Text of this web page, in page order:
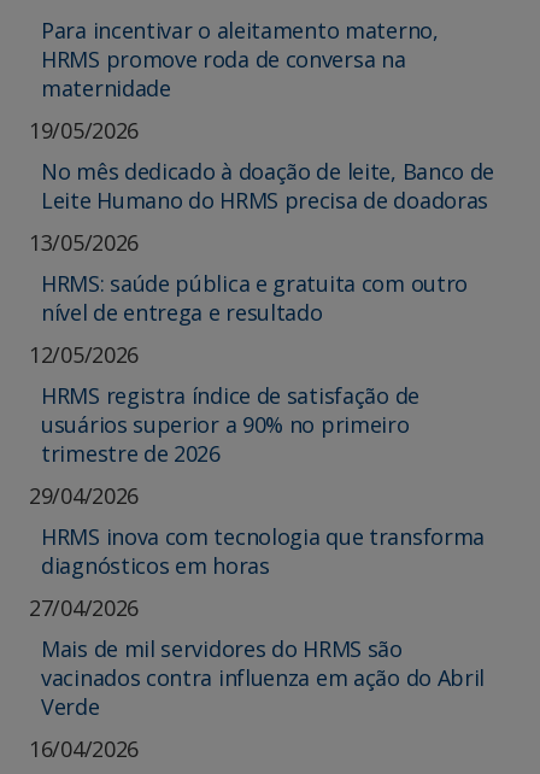
Para incentivar o aleitamento materno,
HRMS promove roda de conversa na
maternidade
19/05/2026
No mês dedicado à doação de leite, Banco de
Leite Humano do HRMS precisa de doadoras
13/05/2026
HRMS: saúde pública e gratuita com outro
nível de entrega e resultado
12/05/2026
HRMS registra índice de satisfação de
usuários superior a 90% no primeiro
trimestre de 2026
29/04/2026
HRMS inova com tecnologia que transforma
diagnósticos em horas
27/04/2026
Mais de mil servidores do HRMS são
vacinados contra influenza em ação do Abril
Verde
16/04/2026